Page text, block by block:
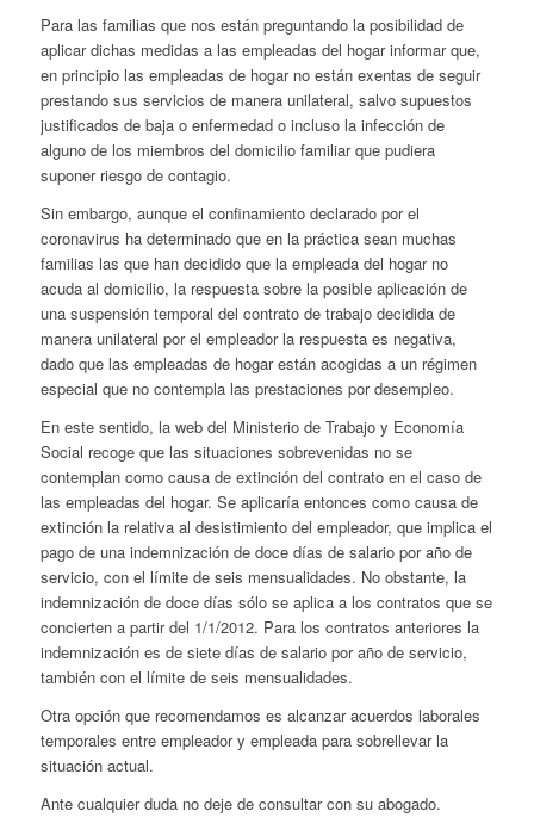
Para las familias que nos están preguntando la posibilidad de
aplicar dichas medidas a las empleadas del hogar informar que,
en principio las empleadas de hogar no están exentas de seguir
prestando sus servicios de manera unilateral, salvo supuestos
justificados de baja o enfermedad o incluso la infección de
alguno de los miembros del domicilio familiar que pudiera
suponer riesgo de contagio.
Sin embargo, aunque el confinamiento declarado por el
coronavirus ha determinado que en la práctica sean muchas
familias las que han decidido que la empleada del hogar no
acuda al domicilio, la respuesta sobre la posible aplicación de
una suspensión temporal del contrato de trabajo decidida de
manera unilateral por el empleador la respuesta es negativa,
dado que las empleadas de hogar están acogidas a un régimen
especial que no contempla las prestaciones por desempleo.
En este sentido, la web del Ministerio de Trabajo y Economía
Social recoge que las situaciones sobrevenidas no se
contemplan como causa de extinción del contrato en el caso de
las empleadas del hogar. Se aplicaría entonces como causa de
extinción la relativa al desistimiento del empleador, que implica el
pago de una indemnización de doce días de salario por año de
servicio, con el límite de seis mensualidades. No obstante, la
indemnización de doce días sólo se aplica a los contratos que se
concierten a partir del 1/1/2012. Para los contratos anteriores la
indemnización es de siete días de salario por año de servicio,
también con el límite de seis mensualidades.
Otra opción que recomendamos es alcanzar acuerdos laborales
temporales entre empleador y empleada para sobrellevar la
situación actual.
Ante cualquier duda no deje de consultar con su abogado.